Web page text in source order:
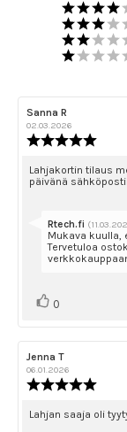
Arvostelun
kirjoittaja:
Sanna R
02.03.2026
5.0
5:sta
Arvostelun
teksti:
Lahjakortin tilaus
päivänä
Vastaa:
Rtech.fi
Mukava kuulla,
Tervetuloa
Äänestä
0
Arvostelun
kirjoittaja:
Jenna T
06.01.2026
5.0
Arvostelun
Lahjan saaja oli